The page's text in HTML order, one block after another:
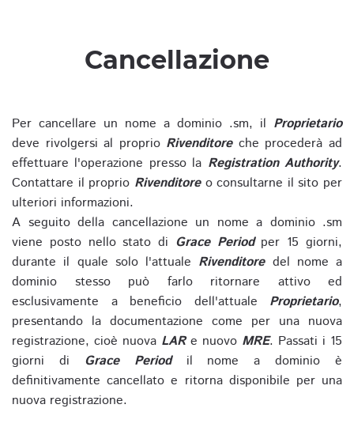
Cancellazione
Per cancellare un nome a dominio .sm, il Proprietario
deve rivolgersi al proprio Rivenditoreche procederà ad
effettuare l'operazione presso la Registration Authority.
Contattare il proprio Rivenditoreo consultarne il sito per
ulteriori informazioni.
A seguito della cancellazione un nome a dominio .sm
viene posto nello stato di Grace Periodper 15 giorni,
durante il quale solo l'attuale Rivenditoredel nome a
dominio stesso può farlo ritornare attivo ed
esclusivamente a beneficio dell'attuale Proprietario,
presentando la documentazione come per una nuova
registrazione, cioè nuova LARe nuovo MRE. Passati i 15
giorni di Grace Periodil nome a dominio è
definitivamente cancellato e ritorna disponibile per una
nuova registrazione.